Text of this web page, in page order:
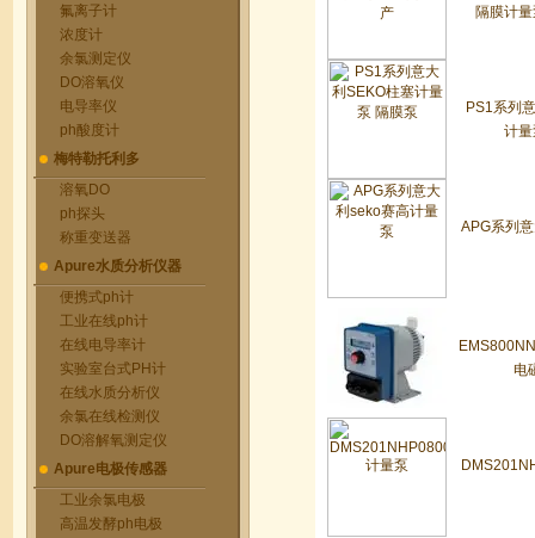
氟离子计
浓度计
余氯测定仪
DO溶氧仪
电导率仪
ph酸度计
梅特勒托利多
溶氧DO
ph探头
称重变送器
Apure水质分析仪器
便携式ph计
工业在线ph计
在线电导率计
实验室台式PH计
在线水质分析仪
余氯在线检测仪
DO溶解氧测定仪
Apure电极传感器
工业余氯电极
高温发酵ph电极
隔膜计
PS1系列
计
APG系列
电